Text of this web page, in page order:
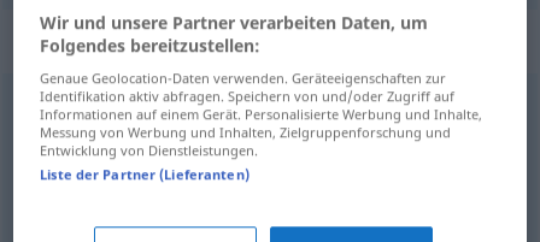
Synonyme für "Loch"
Grube,Senkung,Vertiefung,Nische,Mulde
Gefängnis
Wir und unsere Partner verarbeiten Daten, um
Folgendes bereitzustellen:
Genaue Geolocation-Daten verwenden. Geräteeigenschaften zur
Identifikation aktiv abfragen. Speichern von und/oder Zugriff auf
Informationen auf einem Gerät. Personalisierte Werbung und Inhalte,
Messung von Werbung und Inhalten, Zielgruppenforschung und
Entwicklung von Dienstleistungen.
Liste der Partner (Lieferanten)